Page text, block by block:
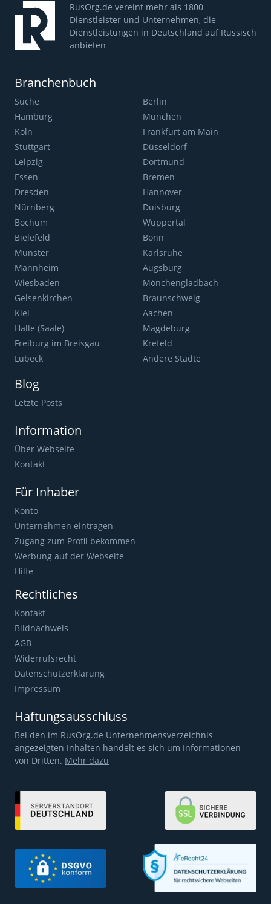
RusOrg.de vereint mehr als 1800
Dienstleister und Unternehmen, die
Dienstleistungen in Deutschland auf Russisch
anbieten
Branchenbuch
Suche
Berlin
Hamburg
München
Köln
Frankfurt am Main
Stuttgart
Düsseldorf
Leipzig
Dortmund
Essen
Bremen
Dresden
Hannover
Nürnberg
Duisburg
Bochum
Wuppertal
Bielefeld
Bonn
Münster
Karlsruhe
Mannheim
Augsburg
Wiesbaden
Mönchengladbach
Gelsenkirchen
Braunschweig
Kiel
Aachen
Halle (Saale)
Magdeburg
Freiburg im Breisgau
Krefeld
Lübeck
Andere Städte
Blog
Letzte Posts
Information
Über Webseite
Kontakt
Für Inhaber
Konto
Unternehmen eintragen
Zugang zum Profil bekommen
Werbung auf der Webseite
Hilfe
Rechtliches
Kontakt
Bildnachweis
AGB
Widerrufsrecht
Datenschutzerklärung
Impressum
Haftungsausschluss
Bei den im RusOrg.de Unternehmensverzeichnis
angezeigten Inhalten handelt es sich um Informationen
von Dritten. Mehr dazu